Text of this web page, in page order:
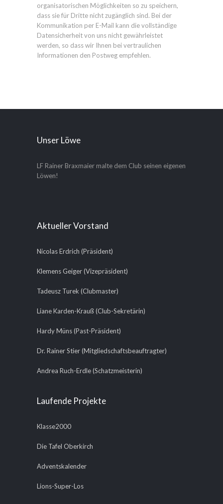
organisatorischen Möglichkeiten so zu speichern,
dass sie für Dritte nicht zugänglich sind. Bei der
Kommunikation per E-Mail kann die vollständige
Datensicherheit von uns nicht gewährleistet
werden, so dass wir Ihnen bei vertraulichen
Informationen den Postweg empfehlen.
Unser Löwe
LF Rainer Braxmaier malte dem Club seinen eigenen
Löwen!
Aktueller Vorstand
Nicolas Erdrich (Präsident)
Klemens Geiger (Vizepräsident)
Tadeusz Turek (Clubmaster)
Liane Karden-Krauß (Club-Sekretärin)
Hardy Müns (Past-Präsident)
Dr. Rainer Stier (Mitgliedschaftsbeauftragter)
Andrea Ruch-Erdle (Schatzmeisterin)
Laufende Projekte
Klasse2000
Die Tafel Oberkirch
Adventskalender
Lions-Super-Los